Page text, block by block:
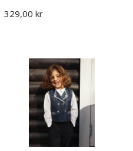
329,00 kr